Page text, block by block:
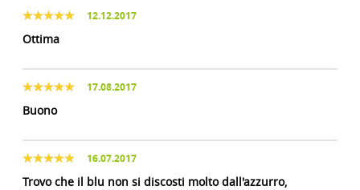
12.12.2017
Ottima
17.08.2017
Buono
16.07.2017
Trovo che il blu non si discosti molto dall'azzurro,